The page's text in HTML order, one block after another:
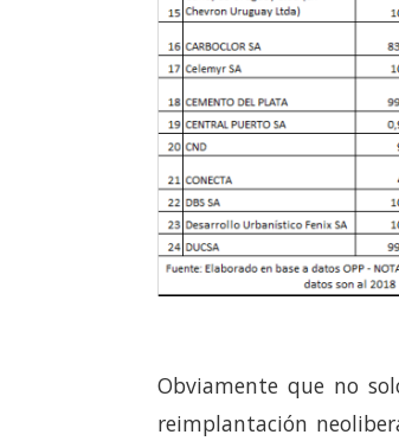
Obviamente que no
reimplantación